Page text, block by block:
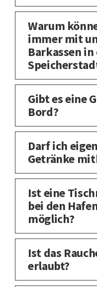
Warum
immer mit
Barkassen in
Gibt es eine
Bord?
Darf ich
Getränke
Ist eine
bei den
möglich?
Ist das
erlaubt?